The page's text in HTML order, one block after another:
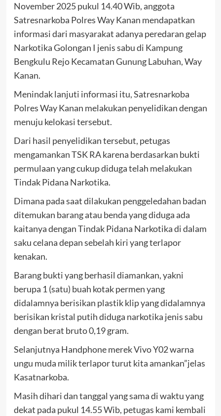
November 2025 pukul 14.40 Wib, anggota
Satresnarkoba Polres Way Kanan mendapatkan
informasi dari masyarakat adanya peredaran gelap
Narkotika Golongan I jenis sabu di Kampung
Bengkulu Rejo Kecamatan Gunung Labuhan, Way
Kanan.
Menindak lanjuti informasi itu, Satresnarkoba
Polres Way Kanan melakukan penyelidikan dengan
menuju kelokasi tersebut.
Dari hasil penyelidikan tersebut, petugas
mengamankan TSK RA karena berdasarkan bukti
permulaan yang cukup diduga telah melakukan
Tindak Pidana Narkotika.
Dimana pada saat dilakukan penggeledahan badan
ditemukan barang atau benda yang diduga ada
kaitanya dengan Tindak Pidana Narkotika di dalam
saku celana depan sebelah kiri yang terlapor
kenakan.
Barang bukti yang berhasil diamankan, yakni
berupa 1 (satu) buah kotak permen yang
didalamnya berisikan plastik klip yang didalamnya
berisikan kristal putih diduga narkotika jenis sabu
dengan berat bruto 0,19 gram.
Selanjutnya Handphone merek Vivo Y02 warna
ungu muda milik terlapor turut kita amankan”jelas
Kasatnarkoba.
Masih dihari dan tanggal yang sama di waktu yang
dekat pada pukul 14.55 Wib, petugas kami kembali